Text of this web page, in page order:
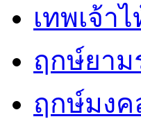
เทพเจ้า
ฤกษ์ยาม
ฤกษ์มงค